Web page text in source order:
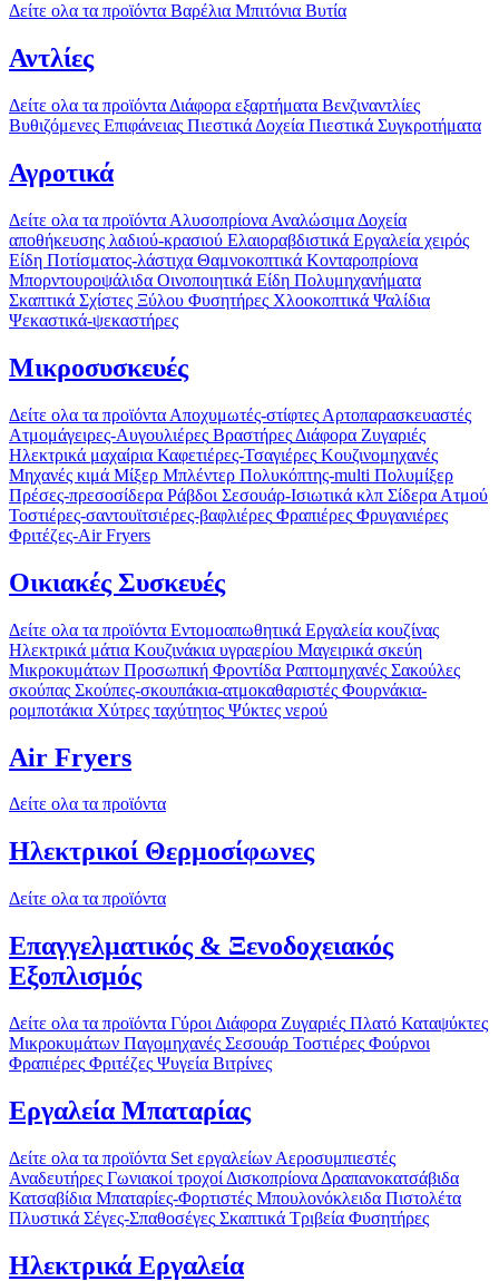
Δείτε ολα τα προϊόντα Βαρέλια Μπιτόνια Βυτία
Αντλίες
Δείτε ολα τα προϊόντα Διάφορα εξαρτήματα Βενζιναντλίες
Βυθιζόμενες Επιφάνειας Πιεστικά Δοχεία Πιεστικά Συγκροτήματα
Αγροτικά
Δείτε ολα τα προϊόντα Αλυσοπρίονα Αναλώσιμα Δοχεία
αποθήκευσης λαδιού-κρασιού Ελαιοραβδιστικά Εργαλεία χειρός
Είδη Ποτίσματος-λάστιχα Θαμνοκοπτικά Κονταροπρίονα
Μπορντουροψάλιδα Οινοποιητικά Είδη Πολυμηχανήματα
Σκαπτικά Σχίστες Ξύλου Φυσητήρες Χλοοκοπτικά Ψαλίδια
Ψεκαστικά-ψεκαστήρες
Μικροσυσκευές
Δείτε ολα τα προϊόντα Αποχυμωτές-στίφτες Αρτοπαρασκευαστές
Ατμομάγειρες-Αυγουλιέρες Βραστήρες Διάφορα Ζυγαριές
Ηλεκτρικά μαχαίρια Καφετιέρες-Τσαγιέρες Κουζινομηχανές
Μηχανές κιμά Μίξερ Μπλέντερ Πολυκόπτης-multi Πολυμίξερ
Πρέσες-πρεσοσίδερα Ράβδοι Σεσουάρ-Ισιωτικά κλπ Σίδερα Ατμού
Τοστιέρες-σαντουϊτσιέρες-βαφλιέρες Φραπιέρες Φρυγανιέρες
Φριτέζες-Air Fryers
Οικιακές Συσκευές
Δείτε ολα τα προϊόντα Εντομοαπωθητικά Εργαλεία κουζίνας
Ηλεκτρικά μάτια Κουζινάκια υγραερίου Μαγειρικά σκεύη
Μικροκυμάτων Προσωπική Φροντίδα Ραπτομηχανές Σακούλες
σκούπας Σκούπες-σκουπάκια-ατμοκαθαριστές Φουρνάκια-
ρομποτάκια Χύτρες ταχύτητος Ψύκτες νερού
Air Fryers
Δείτε ολα τα προϊόντα
Ηλεκτρικοί Θερμοσίφωνες
Δείτε ολα τα προϊόντα
Επαγγελματικός & Ξενοδοχειακός
Εξοπλισμός
Δείτε ολα τα προϊόντα Γύροι Διάφορα Ζυγαριές Πλατό Καταψύκτες
Μικροκυμάτων Παγομηχανές Σεσουάρ Τοστιέρες Φούρνοι
Φραπιέρες Φριτέζες Ψυγεία Βιτρίνες
Εργαλεία Μπαταρίας
Δείτε ολα τα προϊόντα Set εργαλείων Αεροσυμπιεστές
Αναδευτήρες Γωνιακοί τροχοί Δισκοπρίονα Δραπανοκατσάβιδα
Κατσαβίδια Μπαταρίες-Φορτιστές Μπουλονόκλειδα Πιστολέτα
Πλυστικά Σέγες-Σπαθοσέγες Σκαπτικά Τριβεία Φυσητήρες
Ηλεκτρικά Εργαλεία